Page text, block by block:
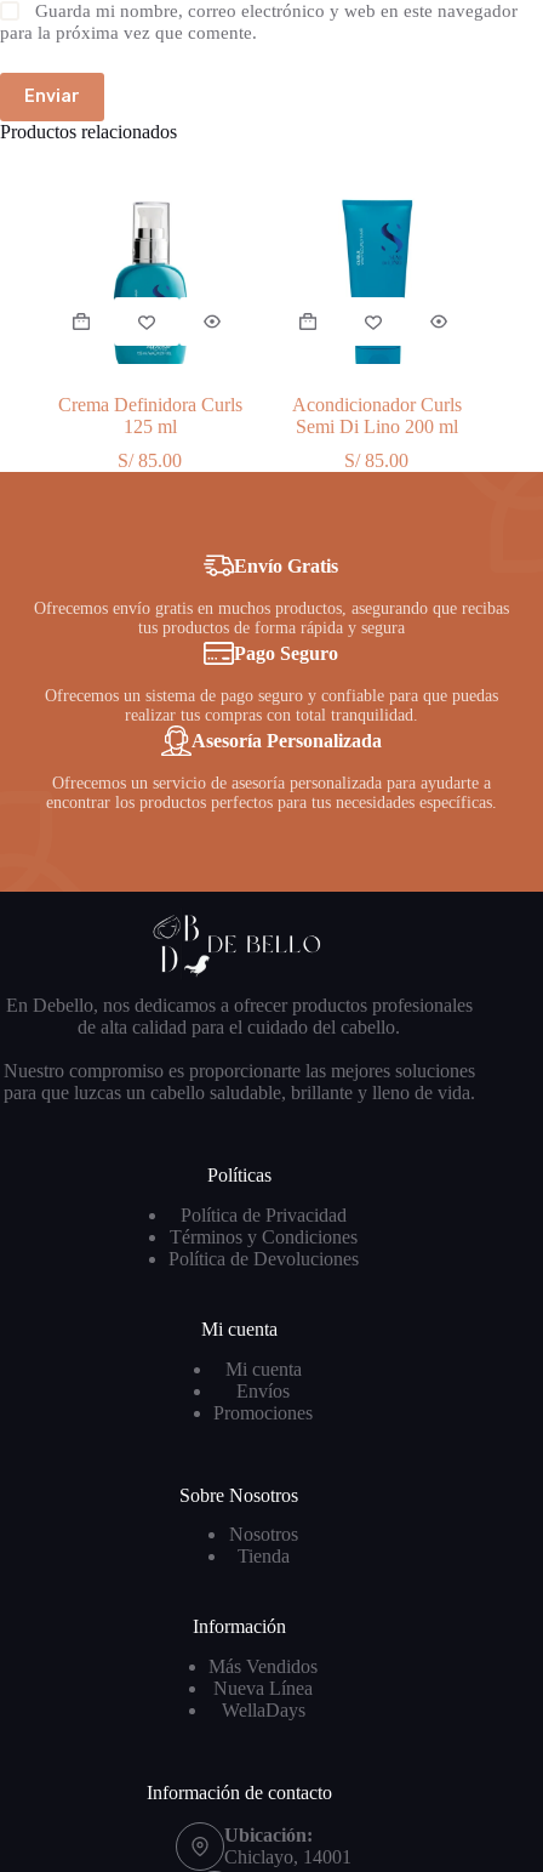
Guarda mi nombre, correo electrónico y web en este navegador
para la próxima vez que comente.
Enviar
Productos relacionados
Crema Definidora Curls
125 ml
S/85.00
Acondicionador Curls
Semi Di Lino 200 ml
S/85.00
Envío Gratis
Ofrecemos envío gratis en muchos productos, asegurando que recibas
tus productos de forma rápida y segura
Pago Seguro
Ofrecemos un sistema de pago seguro y confiable para que puedas
realizar tus compras con total tranquilidad.
Asesoría Personalizada
Ofrecemos un servicio de asesoría personalizada para ayudarte a
encontrar los productos perfectos para tus necesidades específicas.
En Debello, nos dedicamos a ofrecer productos profesionales
de alta calidad para el cuidado del cabello.
Nuestro compromiso es proporcionarte las mejores soluciones
para que luzcas un cabello saludable, brillante y lleno de vida.
Políticas
Política de Privacidad
Términos y Condiciones
Política de Devoluciones
Mi cuenta
Mi cuenta
Envíos
Promociones
Sobre Nosotros
Nosotros
Tienda
Información
Más Vendidos
Nueva Línea
WellaDays
Información de contacto
Ubicación:
Chiclayo, 14001